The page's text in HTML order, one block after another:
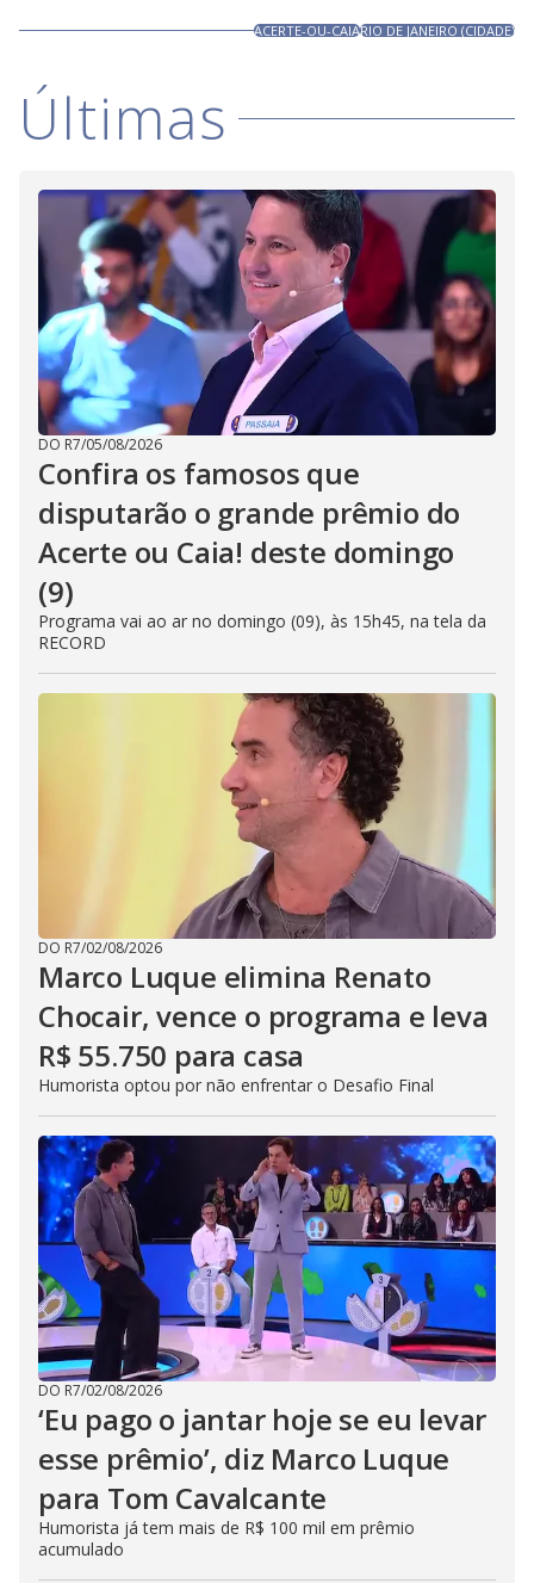
ACERTE-OU-CAIARIO DE JANEIRO (CIDADE)
Últimas
DO R7/05/08/2026
Confira os famosos que
disputarão o grande prêmio do
Acerte ou Caia! deste domingo
(9)
Programa vai ao ar no domingo (09), às 15h45, na tela da
RECORD
DO R7/02/08/2026
Marco Luque elimina Renato
Chocair, vence o programa e leva
R$ 55.750 para casa
Humorista optou por não enfrentar o Desafio Final
DO R7/02/08/2026
‘Eu pago o jantar hoje se eu levar
esse prêmio’, diz Marco Luque
para Tom Cavalcante
Humorista já tem mais de R$ 100 mil em prêmio
acumulado